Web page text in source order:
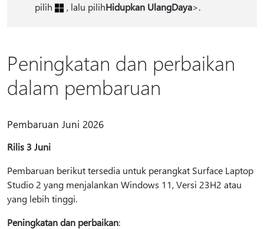
pilih
, lalu pilihHidupkan UlangDaya>.
Peningkatan dan perbaikan
dalam pembaruan
Pembaruan Juni 2026
Rilis 3 Juni
Pembaruan berikut tersedia untuk perangkat Surface Laptop
Studio 2 yang menjalankan Windows 11, Versi 23H2 atau
yang lebih tinggi.
Peningkatan dan perbaikan: